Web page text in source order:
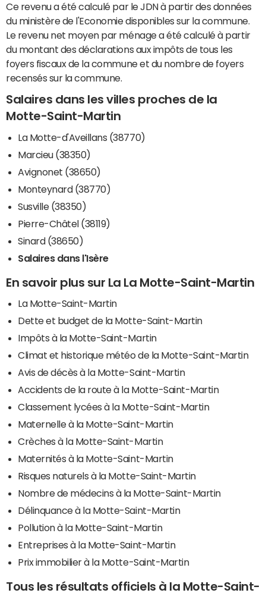
Ce revenu a été calculé par le JDN à partir des données
du ministère de l'Economie disponibles sur la commune.
Le revenu net moyen par ménage a été calculé à partir
du montant des déclarations aux impôts de tous les
foyers fiscaux de la commune et du nombre de foyers
recensés sur la commune.
Salaires dans les villes proches de la
Motte-Saint-Martin
La Motte-d'Aveillans (38770)
Marcieu (38350)
Avignonet (38650)
Monteynard (38770)
Susville (38350)
Pierre-Châtel (38119)
Sinard (38650)
Salaires dans l'Isère
En savoir plus sur La La Motte-Saint-Martin
La Motte-Saint-Martin
Dette et budget de la Motte-Saint-Martin
Impôts à la Motte-Saint-Martin
Climat et historique météo de la Motte-Saint-Martin
Avis de décès à la Motte-Saint-Martin
Accidents de la route à la Motte-Saint-Martin
Classement lycées à la Motte-Saint-Martin
Maternelle à la Motte-Saint-Martin
Crèches à la Motte-Saint-Martin
Maternités à la Motte-Saint-Martin
Risques naturels à la Motte-Saint-Martin
Nombre de médecins à la Motte-Saint-Martin
Délinquance à la Motte-Saint-Martin
Pollution à la Motte-Saint-Martin
Entreprises à la Motte-Saint-Martin
Prix immobilier à la Motte-Saint-Martin
Tous les résultats officiels à la Motte-Saint-